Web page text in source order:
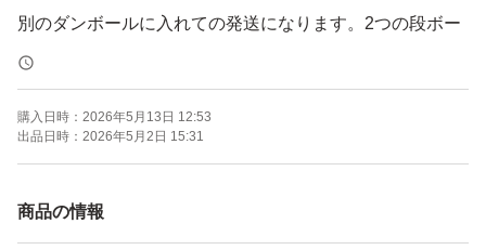
別のダンボールに入れての発送になります。2つの段ボー
ルをテープで巻いての発送になります。
配送中に凹みができる場合がございます。神経質な方はご
遠慮ください。
購入日時： 2026年5月13日 12:53
出品日時： 2026年5月2日 15:31
商品の情報